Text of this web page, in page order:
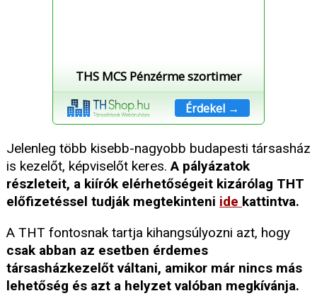
THS MCS Pénzérme szortimer
Érdekel →
Jelenleg több kisebb-nagyobb budapesti társasház
is kezelőt, képviselőt keres.A pályázatok
részleteit, a kiírók elérhetőségeit kizárólag THT
előfizetéssel tudják megtekinteni ide kattintva.
A THT fontosnak tartja kihangsúlyozni azt, hogy
csak abban az esetben érdemes
társasházkezelőt váltani, amikor már nincs más
lehetőség és azt a helyzet valóban megkívánja.